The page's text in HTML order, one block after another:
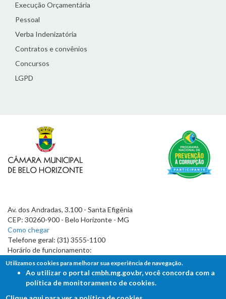
Execução Orçamentária
Pessoal
Verba Indenizatória
Contratos e convênios
Concursos
LGPD
Av. dos Andradas, 3.100 - Santa Efigênia
CEP: 30260-900 - Belo Horizonte - MG
Como chegar
Telefone geral: (31) 3555-1100
Horário de funcionamento:
7h às 19h
Utilizamos cookies para melhorar sua experiência de navegação.
Ao utilizar o portal cmbh.mg.gov.br, você concorda com a
política de monitoramento de cookies.